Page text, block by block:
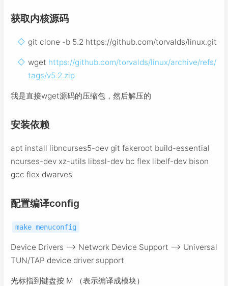
获取内核源码
git clone -b 5.2 https://github.com/torvalds/linux.git
wget https://github.com/torvalds/linux/archive/refs/
tags/v5.2.zip
我是直接wget源码的压缩包，然后解压的
安装依赖
apt install libncurses5-dev git fakeroot build-essential
ncurses-dev xz-utils libssl-dev bc flex libelf-dev bison
gcc flex dwarves
配置编译config
make menuconfig
Device Drivers --> Network Device Support --> Universal
TUN/TAP device driver support
光标指到键盘按 M （表示编译成模块）